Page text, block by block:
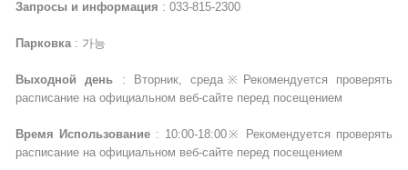
Запросы и информация : 033-815-2300
Парковка: 가능
Выходной день : Вторник, среда※Рекомендуется проверять
расписание на официальном веб-сайте перед посещением
Время Использование : 10:00-18:00※ Рекомендуется проверять
расписание на официальном веб-сайте перед посещением